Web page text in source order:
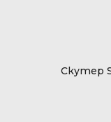
Скутер